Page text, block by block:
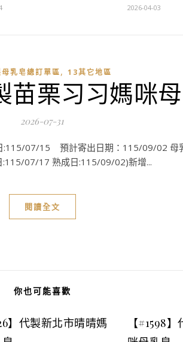
2026-04-03
乳皂總訂單區, 13其它地區
苗栗习习媽咪
2026-07-31
:115/07/15 預計寄出日期：115/09/02 母
07/17 熟成日:115/09/02)新增...
閱讀全文
你也可能喜歡
】代製新北市晴晴媽
【#1598